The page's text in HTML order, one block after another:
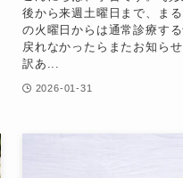
後から来週土曜日まで、ま
の火曜日からは通常診療す
戻れなかったらまたお知ら
訳あ...
2026-01-31